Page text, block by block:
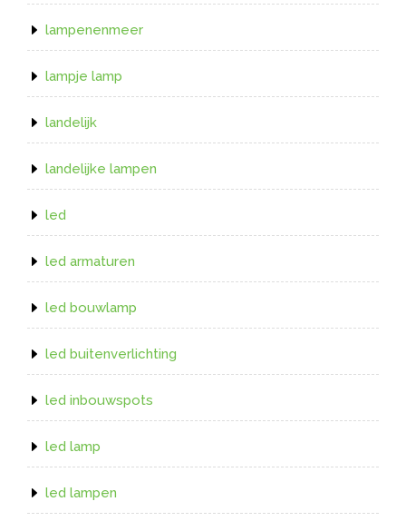
lampenenmeer
lampje lamp
landelijk
landelijke lampen
led
led armaturen
led bouwlamp
led buitenverlichting
led inbouwspots
led lamp
led lampen